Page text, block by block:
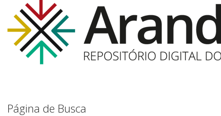
Página de Busca